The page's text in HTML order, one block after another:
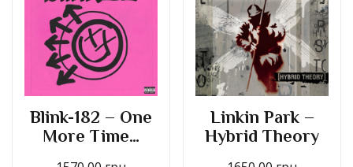
Blink-182 – One
More Time…
Linkin Park –
Hybrid Theory